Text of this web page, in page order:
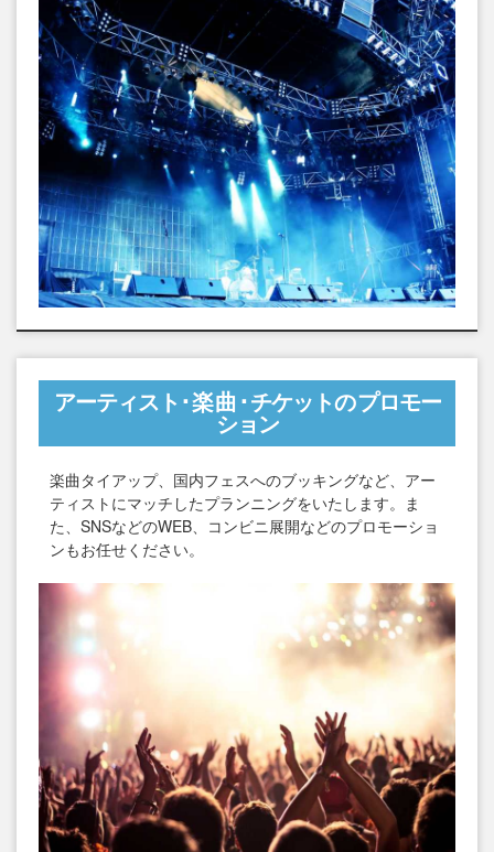
アーティスト ･楽曲･チケットのプロモー
ション
楽曲タイアップ、国内フェスへのブッキングなど、アー
ティストにマッチしたプランニングをいたします。ま
た、SNSなどのWEB、コンビニ展開などのプロモーショ
ンもお任せください。